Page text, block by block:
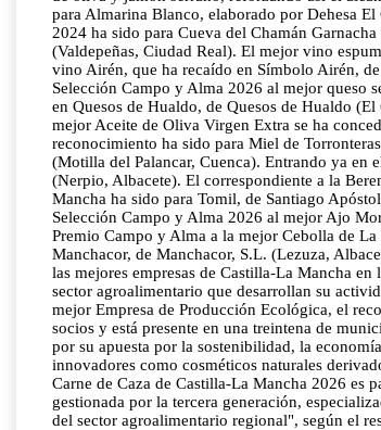
para Almarina Blanco, elaborado por Dehesa
2024 ha sido para Cueva del Chamán
(Valdepeñas, Ciudad Real). El mejor vino
vino Airén, que ha recaído en Símbolo Airén,
Selección Campo y Alma 2026 al mejor queso
en Quesos de Hualdo, de Quesos de Hualdo
mejor Aceite de Oliva Virgen Extra se ha
reconocimiento ha sido para Miel de
(Motilla del Palancar, Cuenca). Entrando ya en
(Nerpio, Albacete). El correspondiente a la
Mancha ha sido para Tomil, de Santiago
Selección Campo y Alma 2026 al mejor Ajo
Premio Campo y Alma a la mejor Cebolla de
Manchacor, de Manchacor, S.L. (Lezuza,
las mejores empresas de Castilla-La Mancha
sector agroalimentario que desarrollan su
mejor Empresa de Producción Ecológica, el
socios y está presente en una treintena de
por su apuesta por la sostenibilidad, la
innovadores como cosméticos naturales
Carne de Caza de Castilla-La Mancha 2026 es
gestionada por la tercera generación,
del sector agroalimentario regional", según el